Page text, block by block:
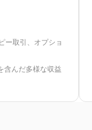
ー取引、オプショ
含んだ多様な収益